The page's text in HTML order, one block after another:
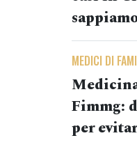
MEDICI DI
Fimmg:
per